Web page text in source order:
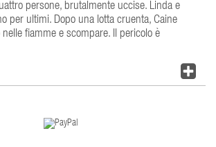
persone, brutalmente uccise. Linda e
per ultimi. Dopo una lotta cruenta, Caine
fiamme e scompare. Il pericolo è